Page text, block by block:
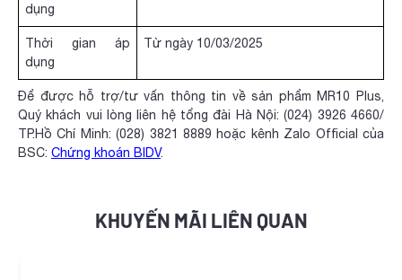
dụng
Thời gian áp
dụng
Từ ngày 10/03/2025
Để được hỗ trợ/tư vấn thông tin về sản phẩm MR10 Plus,
Quý khách vui lòng liên hệ tổng đài Hà Nội: (024) 3926 4660/
TP.Hồ Chí Minh: (028) 3821 8889 hoặc kênh Zalo Official của
BSC: Chứng khoán BIDV.
KHUYẾN MÃI LIÊN QUAN